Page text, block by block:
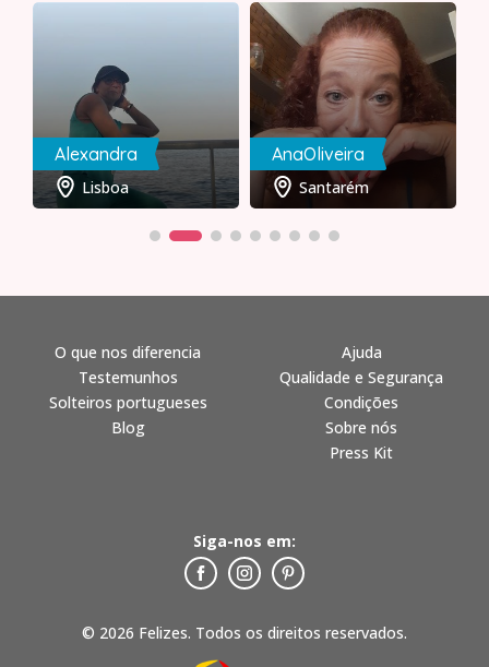
Alexandra
Lisboa
AnaOliveira
Santarém
© 2026 Felizes. Todos os direitos reservados.
O que nos diferencia
Testemunhos
Solteiros portugueses
Blog
Ajuda
Qualidade e Segurança
Condições
Sobre nós
Press Kit
Siga-nos em: